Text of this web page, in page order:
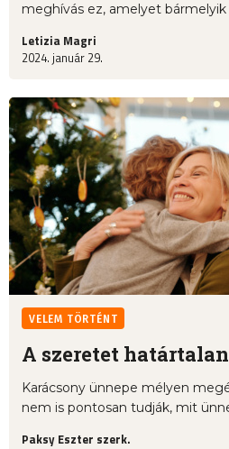
meghívás ez, amelyet bármelyik
Letizia Magri
2024. január 29.
VELEM TÖRTÉNT
A szeretet határtalan
Karácsony ünnepe mélyen
nem is pontosan tudják, mit
Paksy Eszter szerk.